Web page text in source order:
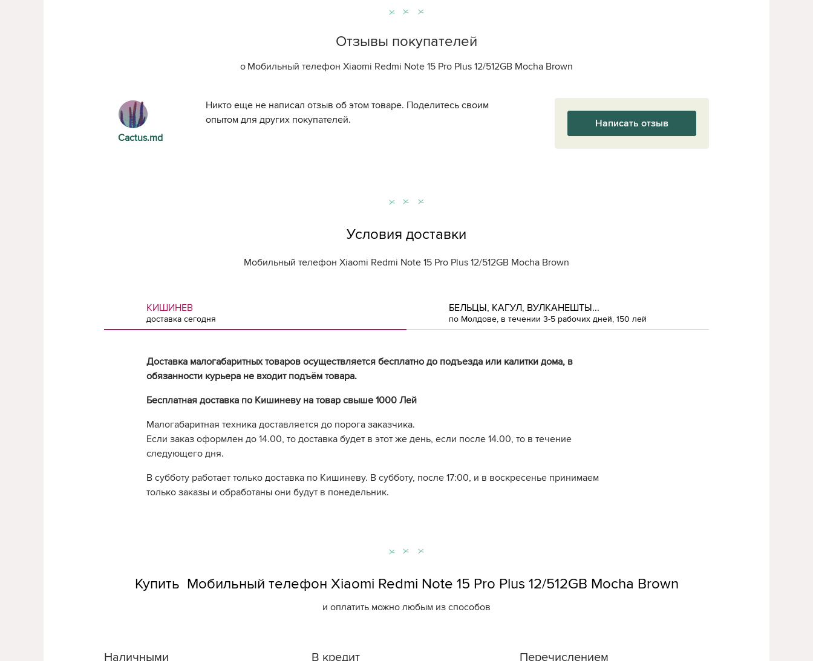
Отзывы покупателей
о Мобильный телефон Xiaomi Redmi Note 15 Pro Plus 12/512GB Mocha Brown
Cactus.md
Никто еще не написал отзыв об этом товаре. Поделитесь своим
опытом для других покупателей.
Написать отзыв
Условия доставки
Мобильный телефон Xiaomi Redmi Note 15 Pro Plus 12/512GB Mocha Brown
КИШИНЕВ
доставка сегодня
БЕЛЬЦЫ, КАГУЛ, ВУЛКАНЕШТЫ...
по Молдове, в течении 3-5 рабочих дней, 150 лей
Доставка малогабаритных товаров осуществляется бесплатно до подъезда или калитки дома, в
обязанности курьера не входит подъём товара.
Бесплатная доставка по Кишиневу на товар свыше 1000 Лей
Малогабаритная техника доставляется до порога заказчика.
Если заказ оформлен до 14.00, то доставка будет в этот же день, если после 14.00, то в течение
следующего дня.
В субботу работает только доставка по Кишиневу. В субботу, после 17:00, и в воскресенье принимаем
только заказы и обработаны они будут в понедельник.
Купить Мобильный телефон Xiaomi Redmi Note 15 Pro Plus 12/512GB Mocha Brown
и оплатить можно любым из способов
Наличными В кредит Перечислением